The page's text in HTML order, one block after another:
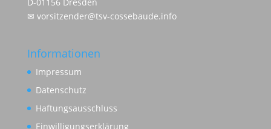
✉ vorsitzender@tsv-cossebaude.info
Informationen
Impressum
Datenschutz
Haftungsausschluss
Einwilligungserklärung